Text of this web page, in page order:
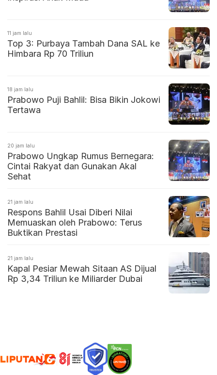
11 jam lalu
Top 3: Purbaya Tambah Dana SAL ke
Himbara Rp 70 Triliun
18 jam lalu
Prabowo Puji Bahlil: Bisa Bikin Jokowi
Tertawa
20 jam lalu
Prabowo Ungkap Rumus Bernegara:
Cintai Rakyat dan Gunakan Akal
Sehat
21 jam lalu
Respons Bahlil Usai Diberi Nilai
Memuaskan oleh Prabowo: Terus
Buktikan Prestasi
21 jam lalu
Kapal Pesiar Mewah Sitaan AS Dijual
Rp 3,34 Triliun ke Miliarder Dubai